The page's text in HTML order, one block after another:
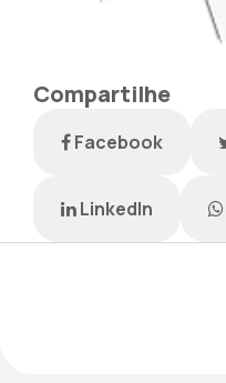
Compartilhe
Facebook
LinkedIn